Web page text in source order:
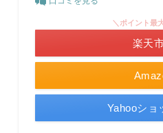
＼ポイント最
楽天
Yahooショ